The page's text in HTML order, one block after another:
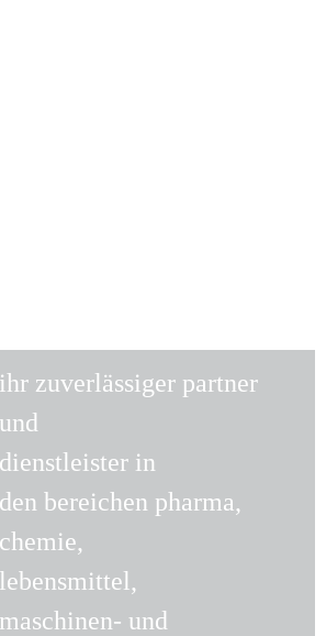
ihr zuverlässiger partner
und
dienstleister in
den bereichen pharma,
chemie,
lebensmittel,
maschinen- und